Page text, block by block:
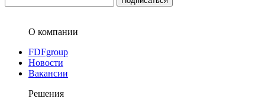
О компании
FDFgroup
Новости
Вакансии
Решения